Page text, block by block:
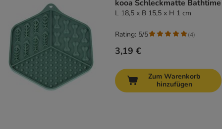
kooa Schleckmatte Bathtime
L 18,5 x B 15,5 x H 1 cm
3,19 €
Rating: 5/5 (4)
Zum Warenkorb
hinzufügen